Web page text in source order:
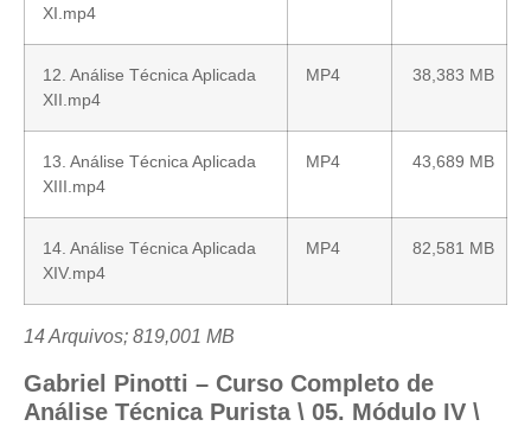
XI.mp4
12. Análise Técnica Aplicada
XII.mp4
MP4 38,383 MB
13. Análise Técnica Aplicada
XIII.mp4
MP4 43,689 MB
14. Análise Técnica Aplicada
XIV.mp4
MP4 82,581 MB
14 Arquivos; 819,001 MB
Gabriel Pinotti – Curso Completo de
Análise Técnica Purista \ 05. Módulo IV \